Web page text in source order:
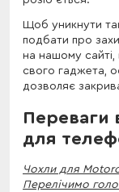
Щоб уникнути
подбати про
на нашому
свого гаджета,
дозволяє
Переваги
для
Чохли для
Перелічимо